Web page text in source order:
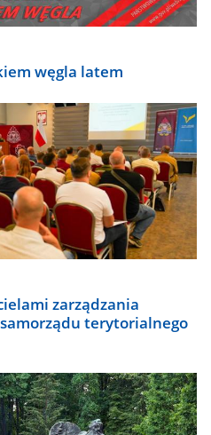
węgla latem
zarządzania
terytorialnego